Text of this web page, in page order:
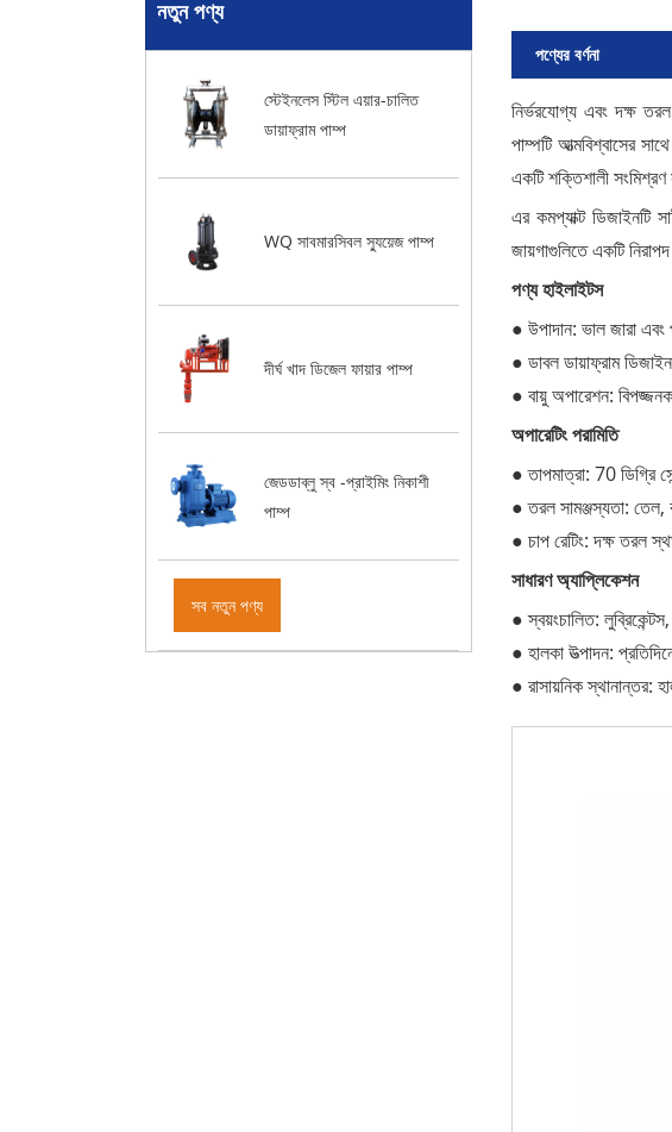
নতুন পণ্য
স্টেইনলেস স্টিল এয়ার-চালিত
ডায়াফ্রাম পাম্প
WQ সাবমারসিবল স্যুয়েজ পাম্প
দীর্ঘ খাদ ডিজেল ফায়ার পাম্প
জেডডাব্লু স্ব -প্রাইমিং নিকাশী
পাম্প
সব নতুন পণ্য
পণ্যের বর্ণনা
নির্ভরযোগ্য এবং দক্ষ
পাম্পটি আত্মবিশ্বাসের
একটি শক্তিশালী
এর কমপ্যাক্ট ডিজাইনটি
জায়গাগুলিতে একটি
পণ্য হাইলাইটস
উপাদান: ভাল জারা এবং
ডাবল ডায়াফ্রাম
বায়ু অপারেশন:
অপারেটিং পরামিতি
তাপমাত্রা: 70 ডিগ্রি
তরল সামঞ্জস্যতা: তেল,
চাপ রেটিং: দক্ষ তরল
সাধারণ অ্যাপ্লিকেশন
স্বয়ংচালিত:
হালকা উত্পাদন:
রাসায়নিক স্থানান্তর: